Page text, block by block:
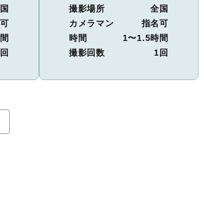
撮影場所
全国
カメラマン
指名可
時間
1〜1.5時間
撮影回数
1回